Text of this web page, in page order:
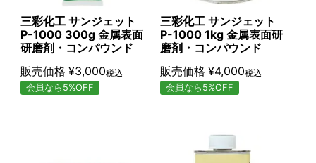
三彩化工 サンジェット
P-1000 300g 金属表面
研磨剤・コンパウンド
販売価格 ¥3,000税込
会員なら5%OFF
三彩化工 サンジェット
P-1000 1kg 金属表面研
磨剤・コンパウンド
販売価格 ¥4,000税込
会員なら5%OFF